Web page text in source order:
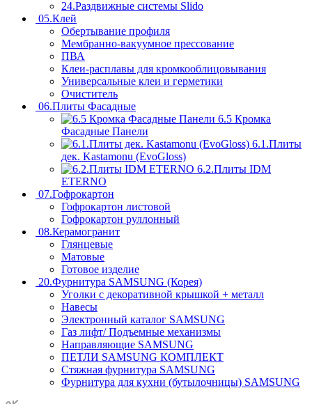
24.Раздвижные системы Slido
05.Клей
Обертывание профиля
Мембранно-вакуумное прессование
ПВА
Клеи-расплавы для кромкооблицовывания
Универсальные клеи и герметики
Очиститель
06.Плиты Фасадные
6.5 Кромка
Фасадные Панели
6.1.Плиты
дек. Kastamonu (EvoGloss)
6.2.Плиты IDM
ETERNO
07.Гофрокартон
Гофрокартон листовой
Гофрокартон руллонный
08.Керамогранит
Глянцевые
Матовые
Готовое изделие
20.Фурнитура SAMSUNG (Корея)
Уголки с декоративной крышкой + металл
Навесы
Электронный каталог SAMSUNG
Газ лифт/ Подъемные механизмы
Направляющие SAMSUNG
ПЕТЛИ SAMSUNG КОМПЛЕКТ
Стяжная фурнитура SAMSUNG
Фурнитура для кухни (бутылочницы) SAMSUNG